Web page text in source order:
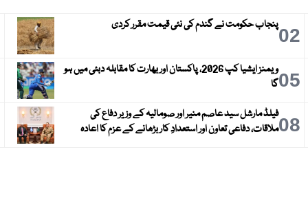
02پنجاب حکومت نے گندم کی نئی قیمت مقرر کردی
05
ویمنز ایشیا کپ 2026، پاکستان اور بھارت کا مقابلہ دبئی میں ہو
گا
08فیلڈ مارشل سید عاصم منیر اور صومالیہ کے وزیر دفاع کی
ملاقات، دفاعی تعاون اور استعدادِ کار بڑھانے کے عزم کا اعادہ